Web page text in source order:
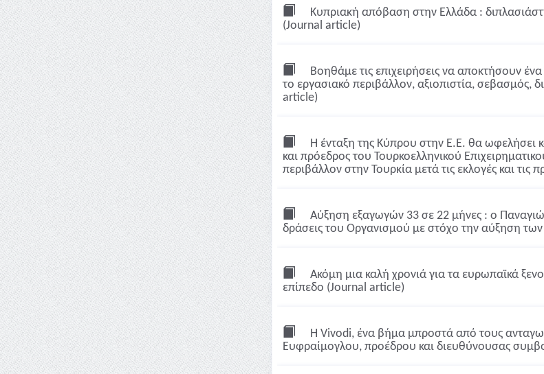
Κυπριακή απόβαση στην Ελλάδα :
(Journal article)
Βοηθάμε τις επιχειρήσεις να αποκτήσουν
το εργασιακό περιβάλλον, αξιοπιστία, σεβασμός,
article)
Η ένταξη της Κύπρου στην Ε.Ε. θα ωφελήσει
και πρόεδρος του Τουρκοελληνικού
περιβάλλον στην Τουρκία μετά τις εκλογές και
Αύξηση εξαγωγών 33 σε 22 μήνες : ο
δράσεις του Οργανισμού με στόχο την αύξηση
Ακόμη μια καλή χρονιά για τα ευρωπαϊκά
επίπεδο (Journal article)
Η Vivodi, ένα βήμα μπροστά από τους
Ευφραίμογλου, προέδρου και διευθύνουσας